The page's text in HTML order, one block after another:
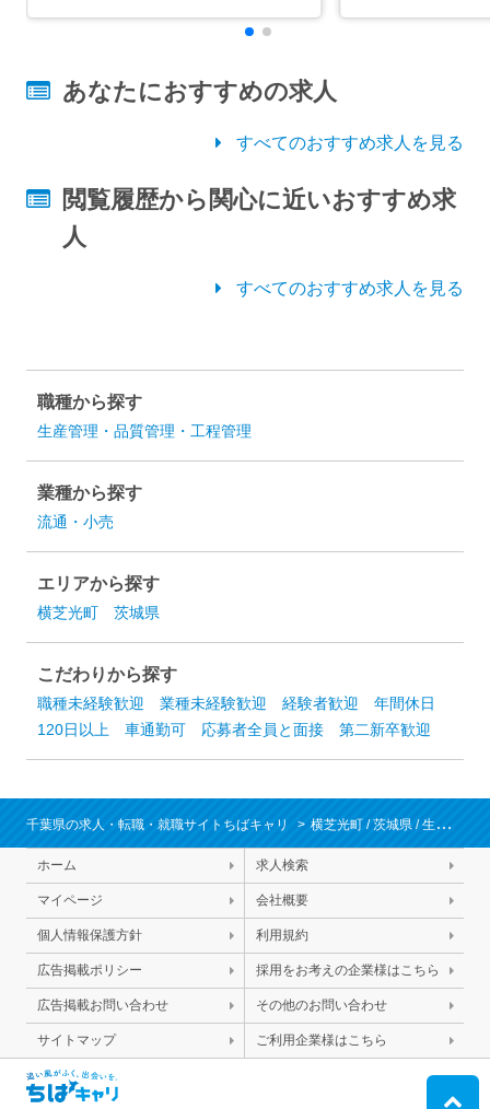
あなたにおすすめの求人
すべてのおすすめ求人を見る
閲覧履歴から関心に近いおすすめ求
人
すべてのおすすめ求人を見る
職種から探す
生産管理・品質管理・工程管理
業種から探す
流通・小売
エリアから探す
横芝光町 茨城県
こだわりから探す
職種未経験歓迎 業種未経験歓迎 経験者歓迎
年間休日
120日以上
車通勤可 応募者全員と面接 第二新卒歓迎
千葉県の求人・転職・就職サイトちばキャリ 横芝光町/茨城県/生産管理・品質管理・工程管理
ホーム 求人検索
マイページ 会社概要
個人情報保護方針 利用規約
広告掲載ポリシー 採用をお考えの企業様はこちら
広告掲載お問い合わせ その他のお問い合わせ
サイトマップ ご利用企業様はこちら